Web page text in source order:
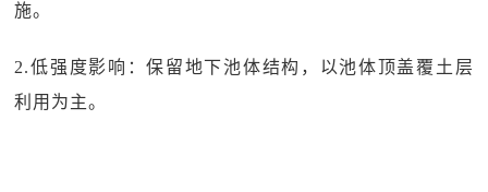
施。
2.低强度影响：保留地下池体结构，以池体顶盖覆土层
利用为主。